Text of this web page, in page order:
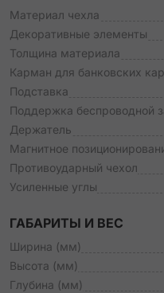
Материал чехла
Декоративные элементы
Толщина материала
Карман для банковских
Подставка
Поддержка беспроводной
Держатель
Магнитное
Противоударный чехол
Усиленные углы
ГАБАРИТЫ И ВЕС
Ширина (мм)
Высота (мм)
Глубина (мм)